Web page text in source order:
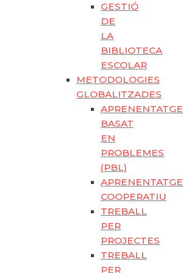
GESTIÓ
DE
LA
BIBLIOTECA
ESCOLAR
METODOLOGIES
GLOBALITZADES
APRENENTATGE
BASAT
EN
PROBLEMES
(PBL)
APRENENTATGE
COOPERATIU
TREBALL
PER
PROJECTES
TREBALL
PER